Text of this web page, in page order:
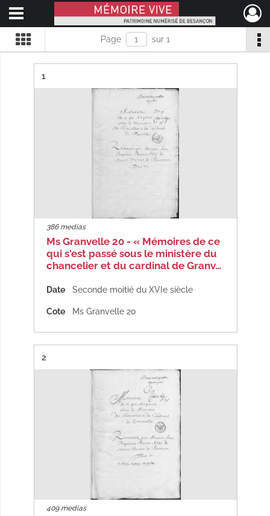
Mémoire Vive patrimoine numérisé de Besançon
Ouvrir le menu déroulant
Page sur 1
Résultat n°
1
386 medias
Ms Granvelle 20 - « Mémoires de ce
qui s'est passé sous le ministère du
chancelier et du cardinal de Granv…
Date Seconde moitié du XVIe siècle
Cote Ms Granvelle 20
Résultat n°
2
409 medias